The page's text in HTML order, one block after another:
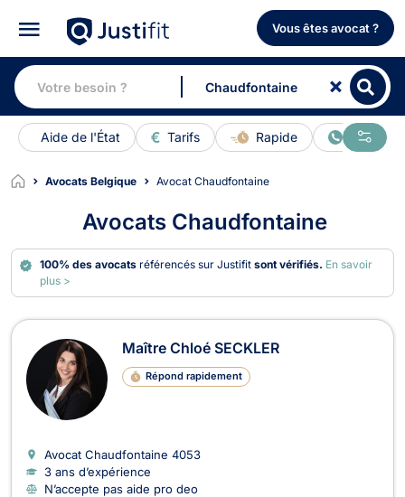
Vous êtes avocat ?
Aide de l'État Tarifs Rapide En ligne
Avocats Belgique Avocat Chaudfontaine
Avocats Chaudfontaine
100% des avocats référencés sur Justifitsont vérifiés. En savoir
plus >
Avocats à Chaudfontaine
Maître Chloé SECKLER
Répond rapidement
Avocat Chaudfontaine 4053
3 ans d’expérience
N’accepte pas aide pro deo